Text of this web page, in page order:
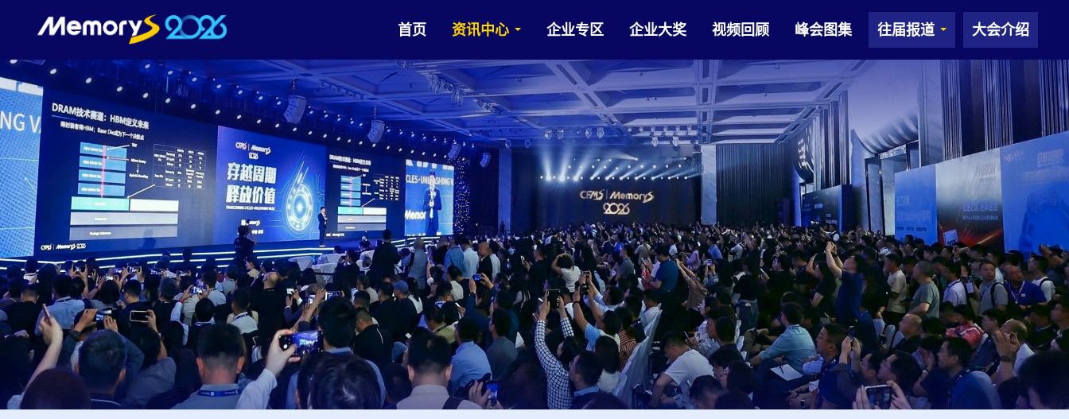
首页 资讯中心 企业专区 企业大奖 视频回顾 峰会图集 往届报道 大会介绍